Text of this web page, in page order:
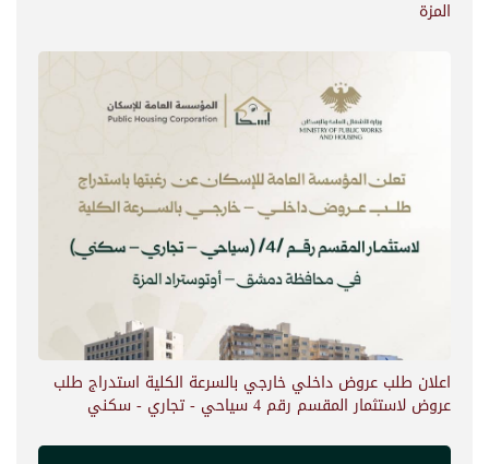
المزة
اعلان طلب عروض داخلي خارجي بالسرعة الكلية استدراج طلب
عروض لاستثمار المقسم رقم 4 سياحي - تجاري - سكني